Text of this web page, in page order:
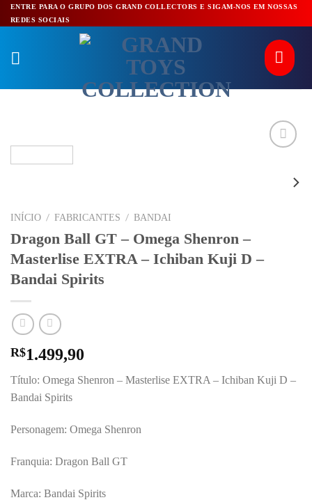
Pular
para
ENTRE PARA O GRUPO DOS GRAND COLLECTORS E SIGAM-NOS EM NOSSAS
REDES SOCIAIS
INÍCIO / FABRICANTES / BANDAI
Dragon Ball GT – Omega Shenron –
Masterlise EXTRA – Ichiban Kuji D –
Bandai Spirits
R$1.499,90
Título: Omega Shenron – Masterlise EXTRA – Ichiban Kuji D –
Bandai Spirits
Personagem: Omega Shenron
Franquia: Dragon Ball GT
Marca: Bandai Spirits